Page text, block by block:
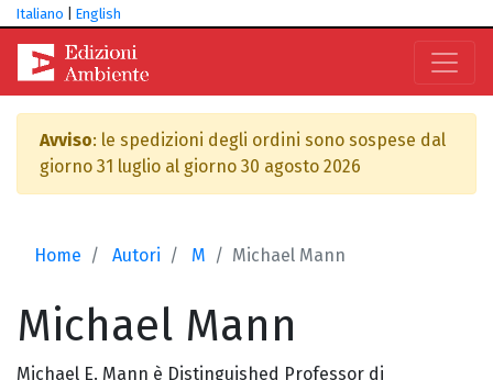
Italiano English
Avviso: le spedizioni degli ordini sono sospese dal
giorno 31 luglio al giorno 30 agosto 2026
Home Autori M Michael Mann
Michael Mann
Michael E. Mann è Distinguished Professor di